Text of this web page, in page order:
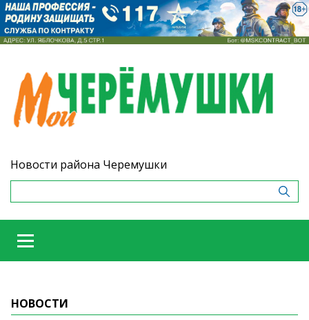
Новости района Черемушки
НОВОСТИ